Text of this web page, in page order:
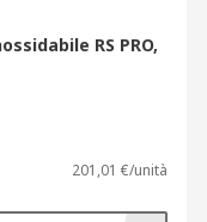
RS PRO,
201,01 €/unità